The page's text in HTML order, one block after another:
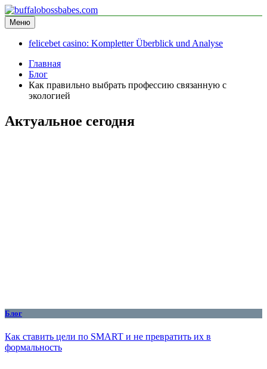
Перейти
к
содержимому
buffalobossbabes.com
информационный сайт
Меню
felicebet casino: Kompletter Überblick und Analyse
Главная
Блог
Как правильно выбрать профессию связанную с
экологией
Актуальное сегодня
Блог
Как ставить цели по SMART и не превратить их в
формальность